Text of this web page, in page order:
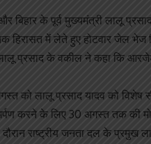
बिहार के पूर्व मुख्यमंत्री लालू
हिरासत में लेते हुए होटवार जेल भेज
प्रसाद के वकील ने कहा कि
को लालू प्रसाद यादव को
करने के लिए 30 अगस्त तक की
राष्ट्रीय जनता दल के प्रमुख